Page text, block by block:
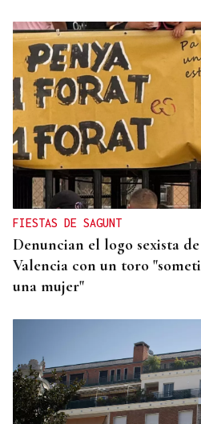
TOMA DE POSESIÓN
El Rey acudirá a la toma de
Espriella como presidente
FIESTAS DE SAGUNT
Denuncian el logo sexista
Valencia con un toro
una mujer"